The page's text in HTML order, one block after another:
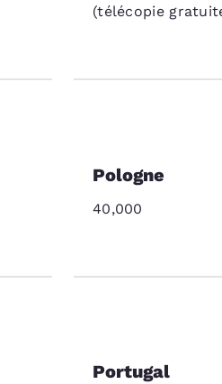
(télécopie
Pologne
40,000
Portugal